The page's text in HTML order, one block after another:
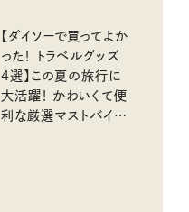
【ダイソーで買ってよか
った！ トラベルグッズ
4選】この夏の旅行に
大活躍！ かわいくて便
利な厳選マストバイア